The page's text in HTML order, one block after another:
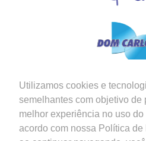
Utilizamos cookies e
semelhantes com objetivo de
melhor experiência no uso do
acordo com nossa Política de
Siga-nos em nossas